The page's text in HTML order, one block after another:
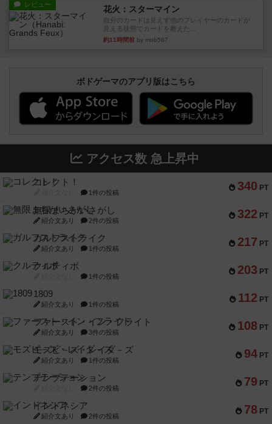
レビュー 花火：スターマイン
自分のカードは見えず他のプレイヤーのカードが
見える状態でカードを教えた...
約11時間前 by mob567
ボドゲーマのアプリ版はこちら
アクセス数 急上昇中
340 PT
コレクト！
1件の投稿
322 PT
無限まちがいさがし
紹介文あり 2件の投稿
217 PT
ガルフストライク
紹介文あり 1件の投稿
203 PT
クルティボ
1件の投稿
112 PT
1809
紹介文あり 1件の投稿
108 PT
ファースト・イン・フライト
紹介文あり 3件の投稿
94 PT
モズビ－ズ・レイダ－ズ
紹介文あり 1件の投稿
79 PT
テンプテーション
2件の投稿
78 PT
インドネシア
紹介文あり 2件の投稿